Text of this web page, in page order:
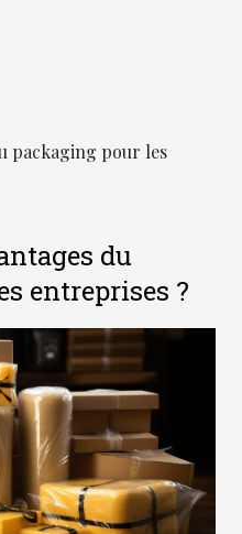
packaging pour les
du
entreprises ?